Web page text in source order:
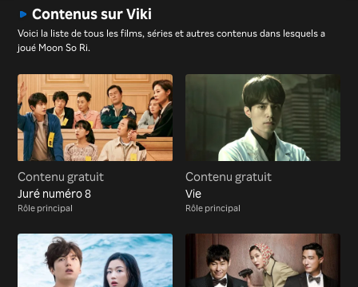
Contenus sur Viki
Voici la liste de tous les films, séries et autres contenus dans lesquels a
joué Moon So Ri.
Contenu gratuit
Juré numéro 8
Rôle principal
Contenu gratuit
Vie
Rôle principal